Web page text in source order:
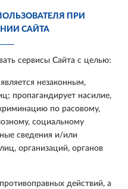
ПРИ
САЙТА
сервисы Сайта с целью:
незаконным,
пропагандирует насилие,
по расовому,
социальному
сведения и/или
организаций, органов
действий, а